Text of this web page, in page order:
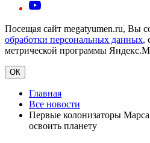
Посещая сайт megatyumen.ru, Вы
обработки персональных данных,
метрической программы
ОК
Главная
Все новости
Первые колонизаторы
освоить планету